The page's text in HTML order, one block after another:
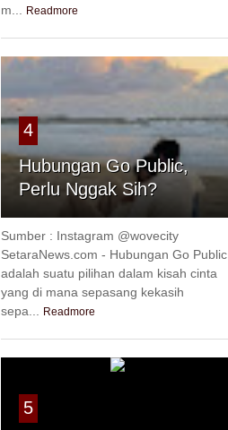
m...
Readmore
4
Hubungan Go Public,
Perlu Nggak Sih?
Sumber : Instagram @wovecity
SetaraNews.com - Hubungan Go Public
adalah suatu pilihan dalam kisah cinta
yang di mana sepasang kekasih
sepa...
Readmore
5